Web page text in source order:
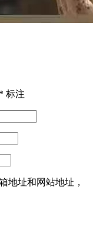
* 标注
地址和网站地址，